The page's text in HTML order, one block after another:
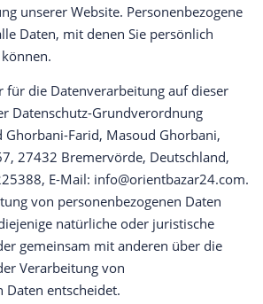
unserer Website. Personenbezogene
Daten, mit denen Sie persönlich
für die Datenverarbeitung auf dieser
Datenschutz-Grundverordnung
Ghorbani-Farid, Masoud Ghorbani,
27432 Bremervörde, Deutschland,
E-Mail: info@orientbazar24.com.
von personenbezogenen Daten
natürliche oder juristische
gemeinsam mit anderen über die
Verarbeitung von
Daten entscheidet.